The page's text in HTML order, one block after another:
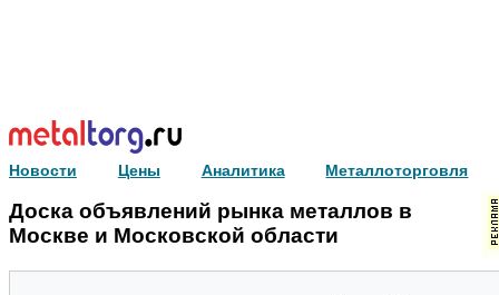
Новости Цены Аналитика Металлоторговля
Доска объявлений рынка металлов в
Москве и Московской области